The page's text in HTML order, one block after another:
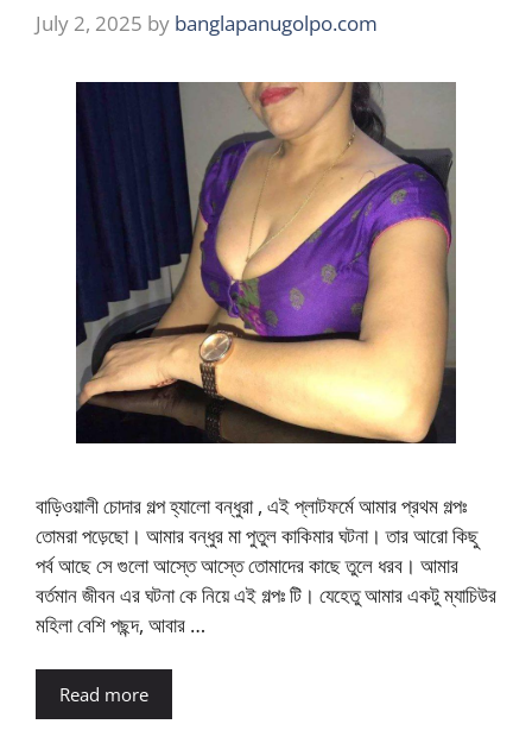
July 2, 2025 by banglapanugolpo.com
বাড়িওয়ালী চোদার গল্প হ্যালো বন্ধুরা , এই প্লাটফর্মে আমার প্রথম গল্পঃ
তোমরা পড়েছো। আমার বন্ধুর মা পুতুল কাকিমার ঘটনা। তার আরো কিছু
পর্ব আছে সে গুলো আস্তে আস্তে তোমাদের কাছে তুলে ধরব। আমার
বর্তমান জীবন এর ঘটনা কে নিয়ে এই গল্পঃ টি। যেহেতু আমার একটু ম্যাচিউর
মহিলা বেশি পছন্দ, আবার …
Read more